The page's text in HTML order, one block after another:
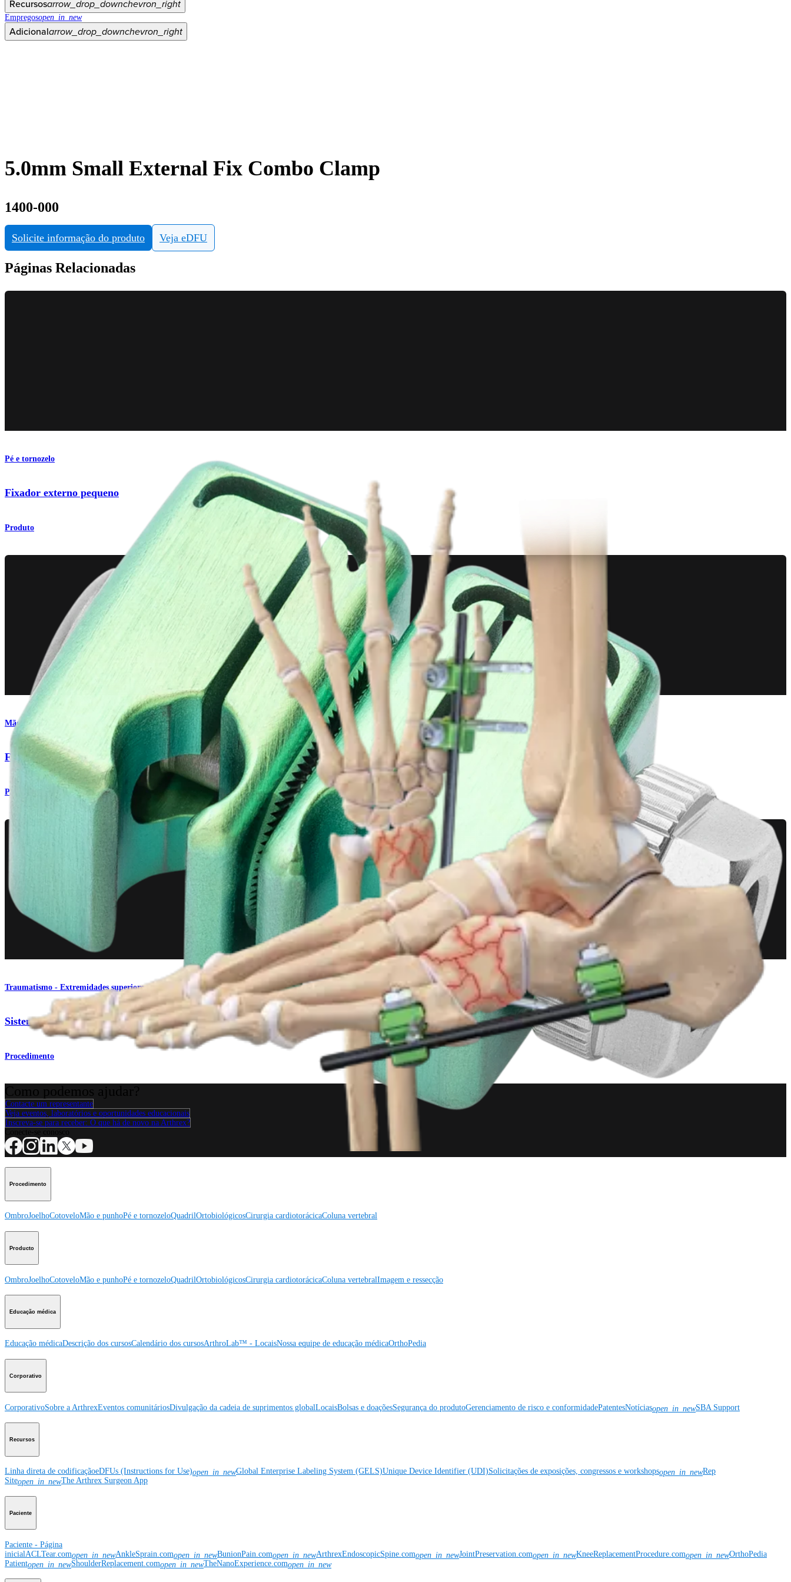
Recursosarrow_drop_downchevron_right
Empregosopen_in_new
Adicionalarrow_drop_downchevron_right
5.0mm Small External Fix Combo Clamp
1400-000
Solicite informação do produto Veja eDFU
Páginas Relacionadas
Pé e tornozelo
Fixador externo pequeno
Produto
Mão e punho
Fixador externo pequeno
Produto
Traumatismo - Extremidades superiores
Sistema de fixador externo pequeno
Procedimento
Contacte um representante
Veja eventos, laboratórios e oportunidades educacionais
Inscreva-se para receber: O que há de novo na Arthrex?
Procedimento
OmbroJoelhoCotoveloMão e punhoPé e tornozeloQuadrilOrtobiológicosCirurgia cardiotorácicaColuna vertebral
Producto
OmbroJoelhoCotoveloMão e punhoPé e tornozeloQuadrilOrtobiológicosCirurgia cardiotorácicaColuna vertebralImagem e ressecção
Educação médica
Educação médicaDescrição dos cursosCalendário dos cursosArthroLab™ - LocaisNossa equipe de educação médicaOrthoPedia
Corporativo
CorporativoSobre a ArthrexEventos comunitáriosDivulgação da cadeia de suprimentos globalLocaisBolsas e doaçõesSegurança do produtoGerenciamento de risco e conformidadePatentesNotíciasopen_in_newSBA Support
Recursos
Linha direta de codificaçãoeDFUs (Instructions for Use)open_in_newGlobal Enterprise Labeling System (GELS)Unique Device Identifier (UDI)Solicitações de exposições, congressos e workshopsopen_in_newRep
Siteopen_in_newThe Arthrex Surgeon App
Paciente
Paciente - Página
inicial ACLTear.comopen_in_newAnkleSprain.comopen_in_newBunionPain.comopen_in_newArthrexEndoscopicSpine.comopen_in_newJointPreservation.comopen_in_newKneeReplacementProcedure.comopen_in_newOrthoPedia
Patientopen_in_newShoulderReplacement.comopen_in_newTheNanoExperience.comopen_in_new